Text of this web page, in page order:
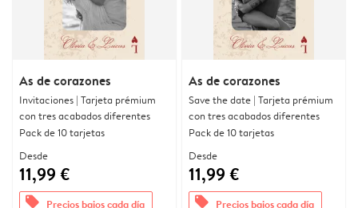
As de corazones
Invitaciones | Tarjeta prémium
con tres acabados diferentes
Pack de 10 tarjetas
Desde
11,99 €
offers Precios bajos cada día
As de corazones
Save the date | Tarjeta prémium
con tres acabados diferentes
Pack de 10 tarjetas
Desde
11,99 €
offers Precios bajos cada día